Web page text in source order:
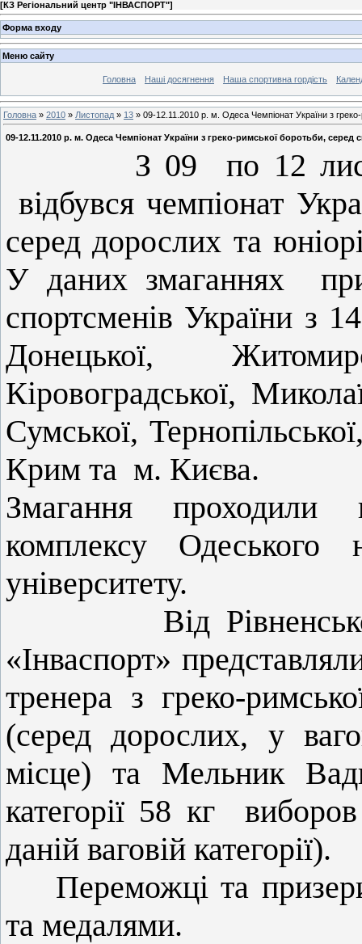
[КЗ Регіональний центр "ІНВАСПОРТ"]
Форма входу
Меню сайту
Головна Наші досягнення Наша спортивна гордість
Головна » 2010 » Листопад » 13 » 09-12.11.2010 р. м. Одеса Чемпіонат України з
09-12.11.2010 р. м. Одеса Чемпіонат України з греко-римської боротьби, серед
З 09
по 12
відбувся чемпіонат
серед дорослих та
У даних змаганнях
спортсменів України з
Донецької,
Кіровоградської,
Сумської,
Крим та м. Києва.
Змагання проходили
комплексу Одеського
університету.
Від
«Інваспорт»
тренера з греко-
(серед дорослих, у
місце) та Мельник
категорії 58 кг
даній ваговій категорії).
Переможці та
та медалями.